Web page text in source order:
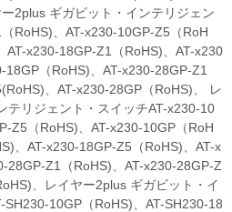
2plus ギガビット・インテリジェン
RoHS)、AT-x230-10GP-Z5（RoH
AT-x230-18GP-Z1（RoHS)、AT-x230
（RoHS)、AT-x230-28GP-Z1
、AT-x230-28GP（RoHS)、 レ
テリジェント・スイッチAT-x230-10
Z5（RoHS)、AT-x230-10GP（RoH
、AT-x230-18GP-Z5（RoHS)、AT-x
28GP-Z1（RoHS)、AT-x230-28GP-Z
、レイヤー2plus ギガビット・イ
SH230-10GP（RoHS)、AT-SH230-18